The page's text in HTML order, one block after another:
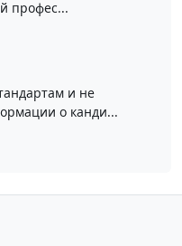
профес...
и не
о канди...